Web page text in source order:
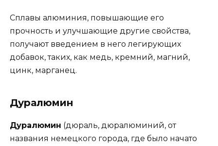
Сплавы алюминия, повышающие его
прочность и улучшающие другие свойства,
получают введением в него легирующих
добавок, таких, как медь, кремний, магний,
цинк, марганец.
Дуралюмин
Дуралюмин (дюраль, дюралюминий, от
названия немецкого города, где было начато